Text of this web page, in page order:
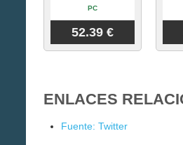
PC
52.39 €
ENLACES
Fuente: Twitter